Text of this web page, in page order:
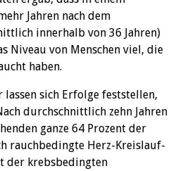
Jahren nach dem
innerhalb von 36 Jahren)
Niveau von Menschen viel, die
haben.
sich Erfolge feststellen,
durchschnittlich zehn Jahren
ganze 64 Prozent der
rauchbedingte Herz-Kreislauf-
der krebsbedingten